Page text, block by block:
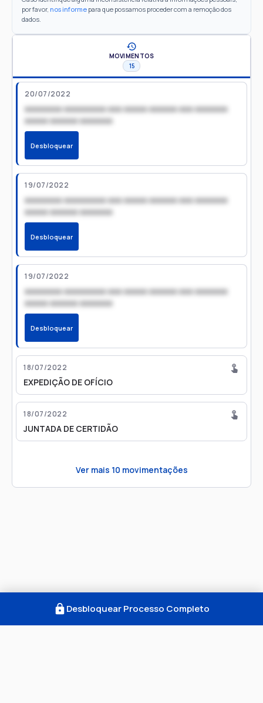
por favor, nos informe para que possamos proceder com a remoção dos
dados.
MOVIMENTOS
15
20/07/2022
xxxxxxxx xxxxxxxxx xxx xxxxx xxxxxx xxx xxxxxxx
xxxxx xxxxxx xxxxxxx
Desbloquear
19/07/2022
xxxxxxxx xxxxxxxxx xxx xxxxx xxxxxx xxx xxxxxxx
xxxxx xxxxxx xxxxxxx
Desbloquear
19/07/2022
xxxxxxxx xxxxxxxxx xxx xxxxx xxxxxx xxx xxxxxxx
xxxxx xxxxxx xxxxxxx
Desbloquear
18/07/2022
EXPEDIÇÃO DE OFÍCIO
18/07/2022
JUNTADA DE CERTIDÃO
Ver mais 10 movimentações
Desbloquear Processo Completo